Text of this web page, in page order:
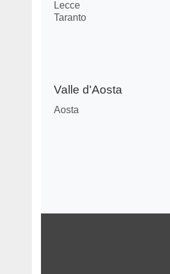
Lecce
Taranto
Valle d'Aosta
Aosta